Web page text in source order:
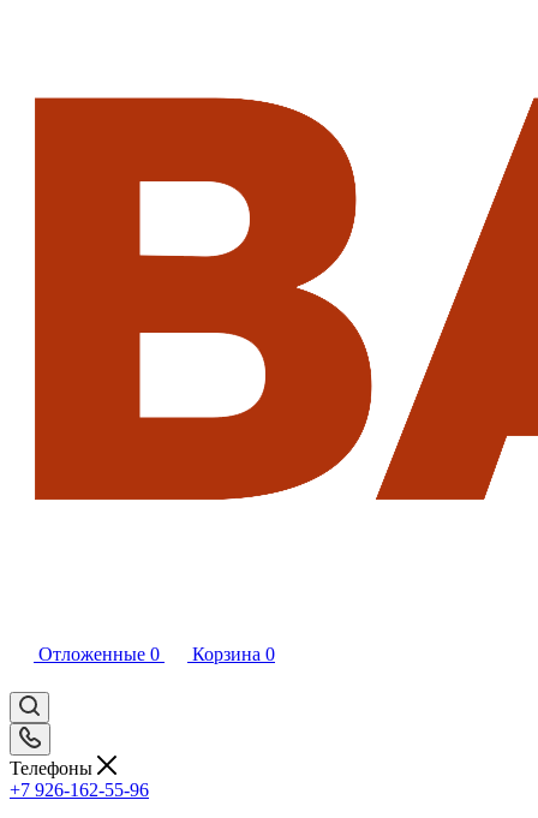
Отложенные 0 Корзина 0
Телефоны
+7 926-162-55-96